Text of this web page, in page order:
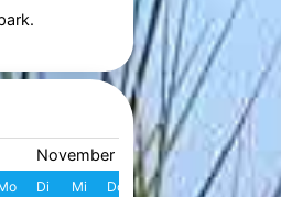
November 2026
Di Mi Do Fr Sa So W